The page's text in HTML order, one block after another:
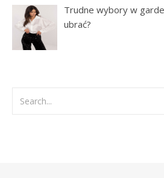
Trudne wybory w
ubrać?